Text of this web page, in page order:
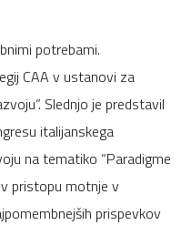
potrebami.
CAA v ustanovi za
Slednjo je predstavil
italijanskega
na tematiko “Paradigme
pristopu motnje v
prispevkov